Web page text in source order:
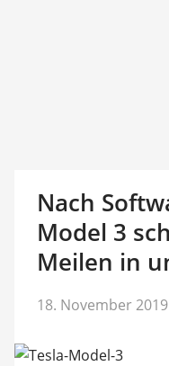
Nach
Model 3
Meilen in
18. November 2019